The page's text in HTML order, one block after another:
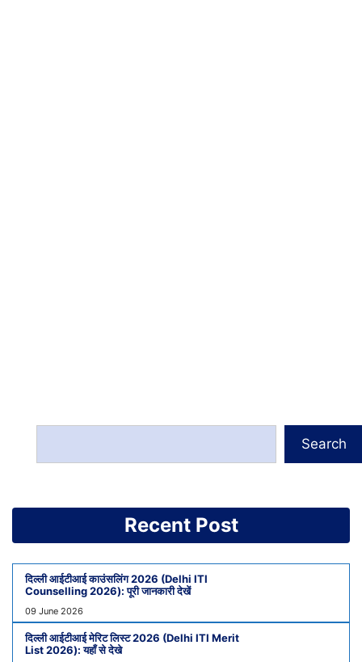
Search
Recent Post
दिल्ली आईटीआई काउंसलिंग 2026 (Delhi ITI
Counselling 2026): पूरी जानकारी देखें
09 June 2026
दिल्ली आईटीआई मेरिट लिस्ट 2026 (Delhi ITI Merit
List 2026): यहाँ से देखे